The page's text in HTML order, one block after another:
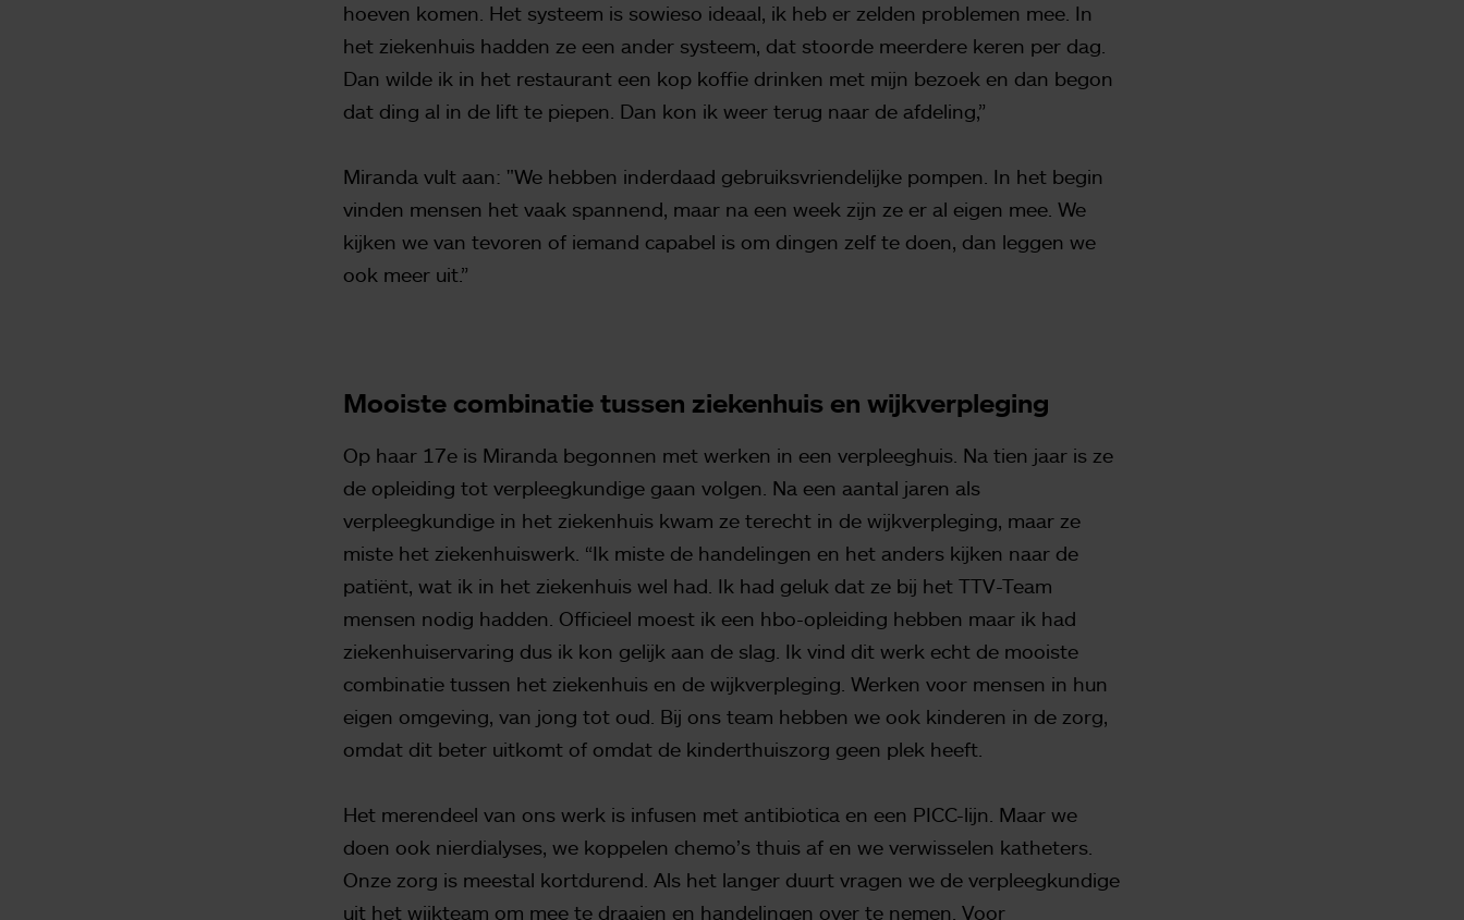
hoeven komen. Het systeem is sowieso ideaal, ik heb er zelden problemen mee. In
het ziekenhuis hadden ze een ander systeem, dat stoorde meerdere keren per dag.
Dan wilde ik in het restaurant een kop koffie drinken met mijn bezoek en dan begon
dat ding al in de lift te piepen. Dan kon ik weer terug naar de afdeling,”
Miranda vult aan: "We hebben inderdaad gebruiksvriendelijke pompen. In het begin
vinden mensen het vaak spannend, maar na een week zijn ze er al eigen mee. We
kijken we van tevoren of iemand capabel is om dingen zelf te doen, dan leggen we
ook meer uit.”
Mooiste combinatie tussen ziekenhuis en wijkverpleging
Op haar 17e is Miranda begonnen met werken in een verpleeghuis. Na tien jaar is ze
de opleiding tot verpleegkundige gaan volgen. Na een aantal jaren als
verpleegkundige in het ziekenhuis kwam ze terecht in de wijkverpleging, maar ze
miste het ziekenhuiswerk. “Ik miste de handelingen en het anders kijken naar de
patiënt, wat ik in het ziekenhuis wel had. Ik had geluk dat ze bij het TTV-Team
mensen nodig hadden. Officieel moest ik een hbo-opleiding hebben maar ik had
ziekenhuiservaring dus ik kon gelijk aan de slag. Ik vind dit werk echt de mooiste
combinatie tussen het ziekenhuis en de wijkverpleging. Werken voor mensen in hun
eigen omgeving, van jong tot oud. Bij ons team hebben we ook kinderen in de zorg,
omdat dit beter uitkomt of omdat de kinderthuiszorg geen plek heeft.
Het merendeel van ons werk is infusen met antibiotica en een PICC-lijn. Maar we
doen ook nierdialyses, we koppelen chemo’s thuis af en we verwisselen katheters.
Onze zorg is meestal kortdurend. Als het langer duurt vragen we de verpleegkundige
uit het wijkteam om mee te draaien en handelingen over te nemen. Voor